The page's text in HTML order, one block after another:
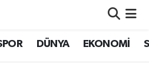
DÜNYA EKONOMİ